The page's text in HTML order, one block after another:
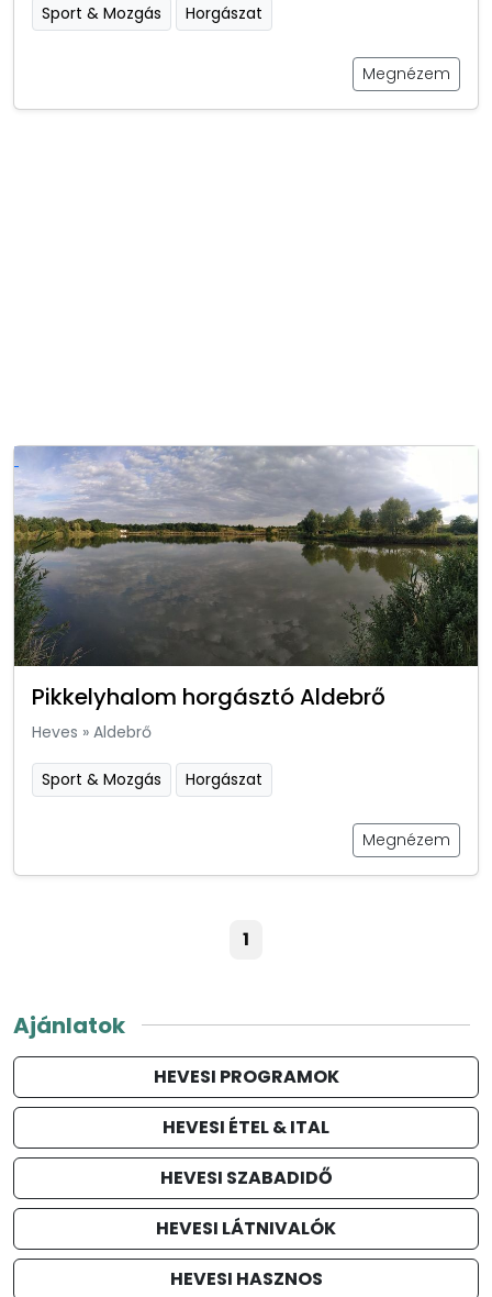
Sport & Mozgás Horgászat
Megnézem
Pikkelyhalom horgásztó Aldebrő
Heves » Aldebrő
Sport & Mozgás Horgászat
Megnézem
1
Ajánlatok
HEVESI PROGRAMOK
HEVESI ÉTEL & ITAL
HEVESI SZABADIDŐ
HEVESI LÁTNIVALÓK
HEVESI HASZNOS